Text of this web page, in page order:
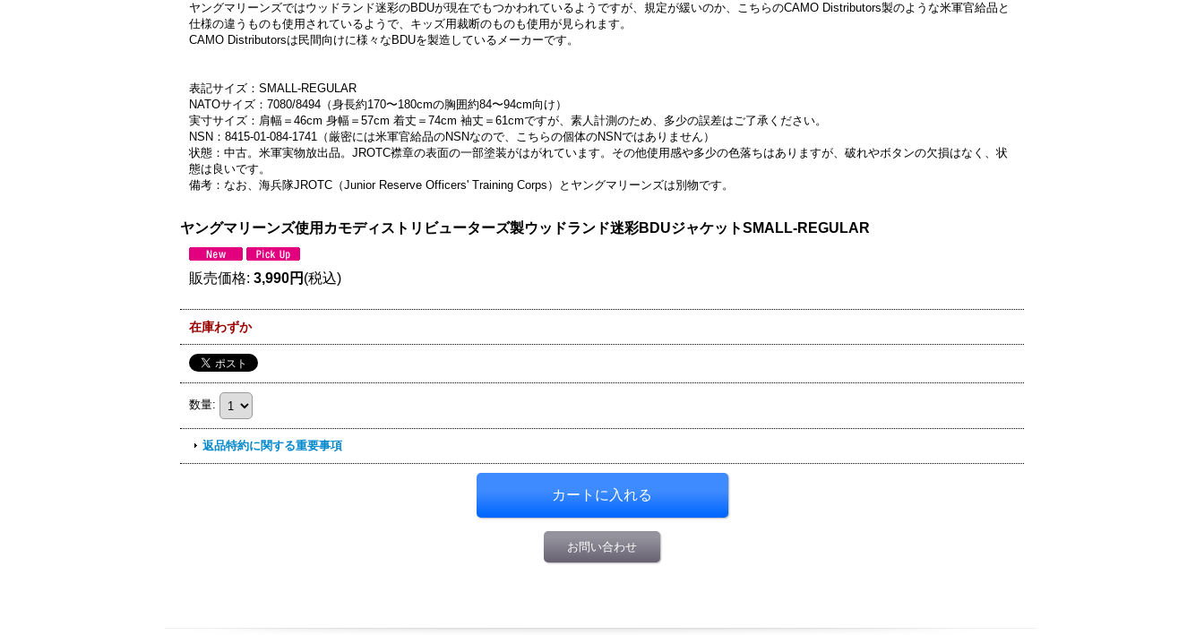
ヤングマリーンズではウッドランド迷彩のBDUが現在でもつかわれているようですが、規定が緩いのか、こちらのCAMO Distributors製のような米軍官給品と
仕様の違うものも使用されているようで、キッズ用裁断のものも使用が見られます。
CAMO Distributorsは民間向けに様々なBDUを製造しているメーカーです。
表記サイズ：SMALL-REGULAR
NATOサイズ：7080/8494（身長約170〜180cmの胸囲約84〜94cm向け）
実寸サイズ：肩幅＝46cm 身幅＝57cm 着丈＝74cm 袖丈＝61cmですが、素人計測のため、多少の誤差はご了承ください。
NSN：8415-01-084-1741（厳密には米軍官給品のNSNなので、こちらの個体のNSNではありません）
状態：中古。米軍実物放出品。JROTC襟章の表面の一部塗装がはがれています。その他使用感や多少の色落ちはありますが、破れやボタンの欠損はなく、状
態は良いです。
備考：なお、海兵隊JROTC（Junior Reserve Officers' Training Corps）とヤングマリーンズは別物です。
ヤングマリーンズ使用カモディストリビューターズ製ウッドランド迷彩BDUジャケットSMALL-REGULAR
販売価格: 3,990円 (税込)
在庫わずか
数量:
返品特約に関する重要事項
お問い合わせ